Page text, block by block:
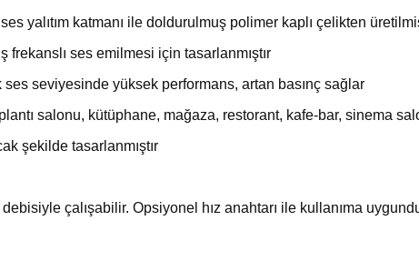
yalıtım katmanı ile doldurulmuş polimer kaplı çelikten
frekanslı ses emilmesi için tasarlanmıştır
seviyesinde yüksek performans, artan basınç sağlar
salonu, kütüphane, mağaza, restorant, kafe-bar, sinema
şekilde tasarlanmıştır
çalışabilir. Opsiyonel hız anahtarı ile kullanıma